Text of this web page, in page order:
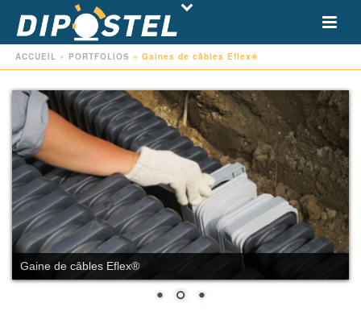
ACCUEIL » PORTFOLIOS » Gaines de câbles Eflex®
Gaine de câbles Eflex®